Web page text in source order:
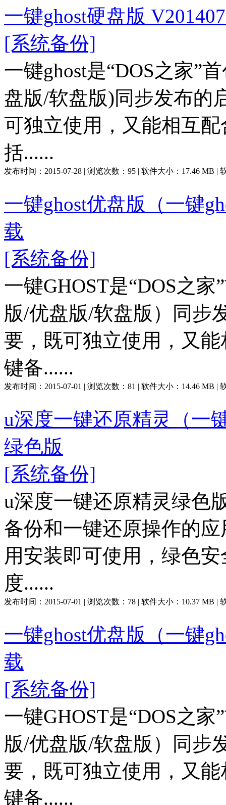
一键ghost硬盘版
[系统备份]
一键ghost是“DOS之家”
盘版/软盘版)同步发布的
可独立使用，又能相互
括......
发布时间： 2015-07-28 | 浏览次数： 95 | 软件大小： 17.46 MB |
一键ghost优盘版（一键
载
[系统备份]
一键GHOST是“DOS之
版/优盘版/软盘版）同步
要，既可独立使用，又
键备......
发布时间： 2015-07-01 | 浏览次数： 81 | 软件大小： 14.46 MB |
u深度一键还原精灵（一
绿色版
[系统备份]
u深度一键还原精灵绿色
备份和一键还原操作的
用安装即可使用，绿色
度......
发布时间： 2015-07-01 | 浏览次数： 78 | 软件大小： 10.37 MB |
一键ghost优盘版（一键
载
[系统备份]
一键GHOST是“DOS之
版/优盘版/软盘版）同步
要，既可独立使用，又
键备......